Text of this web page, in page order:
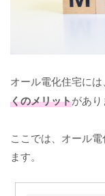
オール電化住宅には、
くのメリットがあり
ここでは、オール
ます。